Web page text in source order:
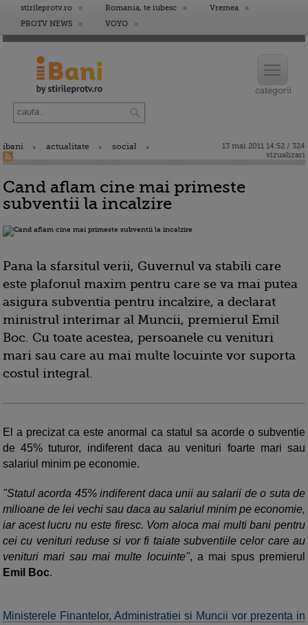
stirileprotv.ro Romania, te iubesc
Vremea
PROTV NEWS
VOYO
ibani actualitate social
13 mai 2011 14:52 / 324
vizualizari
Cand aflam cine mai primeste
subventii la incalzire
Pana la sfarsitul verii, Guvernul va stabili care
este plafonul maxim pentru care se va mai putea
asigura subventia pentru incalzire, a declarat
ministrul interimar al Muncii, premierul Emil
Boc. Cu toate acestea, persoanele cu venituri
mari sau care au mai multe locuinte vor suporta
costul integral.
El a precizat ca este anormal ca statul sa acorde o subventie
de 45% tuturor, indiferent daca au venituri foarte mari sau
salariul minim pe economie.
"Statul acorda 45% indiferent daca unii au salarii de o suta de
milioane de lei vechi sau daca au salariul minim pe economie,
iar acest lucru nu este firesc. Vom aloca mai multi bani pentru
cei cu venituri reduse si vor fi taiate subventiile celor care au
venituri mari sau mai multe locuinte", a mai spus premierul
Emil Boc.
Ministerele Finantelor, Administratiei si Muncii vor prezenta in